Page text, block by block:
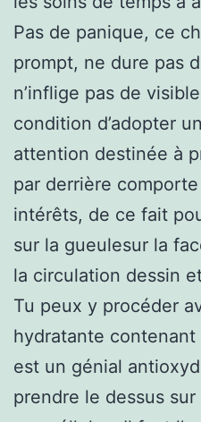
Pas de panique, ce
prompt, ne dure pas
n’inflige pas de
condition d’adopter
attention destinée à
par derrière comporte
intérêts, de ce fait
sur la gueulesur la
la circulation dessin
Tu peux y procéder
hydratante
est un génial
prendre le dessus